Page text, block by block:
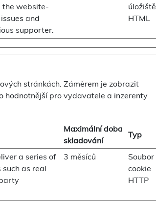
the website-
and
supporter.
úložiště
HTML
stránkách. Záměrem je zobrazit
hodnotnější pro vydavatele a inzerenty
Maximální doba
skladování
Typ
a series of
as real
3 měsíců
Soubor
cookie
HTTP